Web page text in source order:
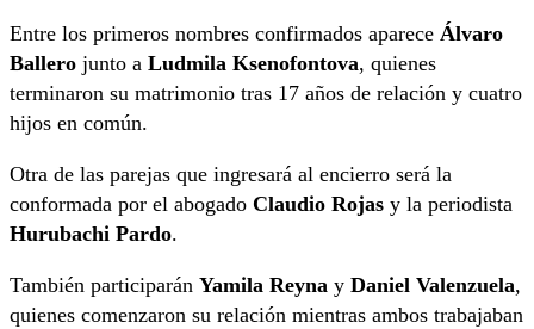
Entre los primeros nombres confirmados aparece Álvaro
Ballero junto a Ludmila Ksenofontova, quienes
terminaron su matrimonio tras 17 años de relación y cuatro
hijos en común.
Otra de las parejas que ingresará al encierro será la
conformada por el abogado Claudio Rojas y la periodista
Hurubachi Pardo.
También participarán Yamila Reyna y Daniel Valenzuela,
quienes comenzaron su relación mientras ambos trabajaban